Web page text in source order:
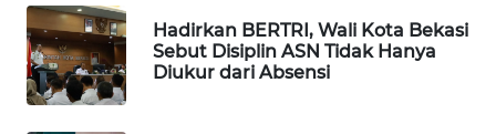
Hadirkan BERTRI, Wali Kota Bekasi
Sebut Disiplin ASN Tidak Hanya
Diukur dari Absensi
KRT
NEWS
KARING